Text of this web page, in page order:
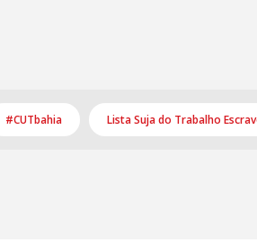
#CUTbahia Lista Suja do Trabalho